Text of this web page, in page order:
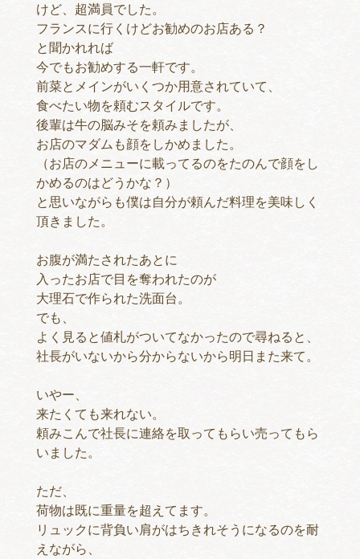
けど、超満員でした。
フランスに行くけどお勧めのお店ある？
と聞かれれば
今でもお勧めする一軒です。
前菜とメインがいくつか用意されていて、
食べたい物を頼むスタイルです。
後輩は牛の脳みそを頼みましたが、
お店のマダムも顔をしかめました。
（お店のメニューに載ってるのをたのんで顔をし
かめるのはどうかな？）
と思いながらも僕は自分が頼んだ料理を美味しく
頂きました。
お腹が満たされたあとに
入ったお店で目を奪われたのが
大理石で作られた洗面台。
でも、
よく見ると値札がついてなかったので尋ねると、
社長がいないから分からないから明日また来て。
いやー、
来たくても来れない。
頼みこんで社長に連絡を取ってもらい売ってもら
いました。
ただ、
荷物は既に重量を超えてます。
リュックに背負い肩がはちきれそうになるのを耐
えながら、